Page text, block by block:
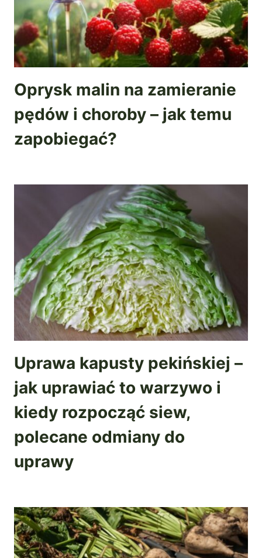
Oprysk malin na zamieranie
pędów i choroby – jak temu
zapobiegać?
Uprawa kapusty pekińskiej –
jak uprawiać to warzywo i
kiedy rozpocząć siew,
polecane odmiany do
uprawy